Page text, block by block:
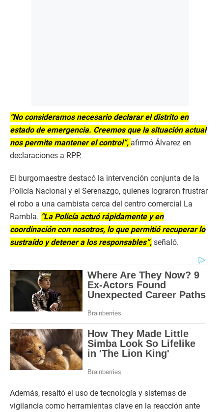
“No consideramos necesario declarar el distrito en
estado de emergencia. Creemos que la situación actual
nos permite mantener el control”, afirmó Álvarez en
declaraciones a RPP.
El burgomaestre destacó la intervención conjunta de la
Policía Nacional y el Serenazgo, quienes lograron frustrar
el robo a una cambista cerca del centro comercial La
Rambla. “La Policía actuó rápidamente y en
coordinación con nosotros, lo que permitió recuperar lo
sustraído y detener a los responsables”, señaló.
Además, resaltó el uso de tecnología y sistemas de
vigilancia como herramientas clave en la reacción ante